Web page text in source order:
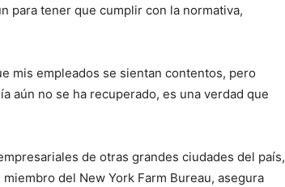
para tener que cumplir con la normativa,
mis empleados se sientan contentos, pero
aún no se ha recuperado, es una verdad que
de otras grandes ciudades del país,
del New York Farm Bureau, asegura